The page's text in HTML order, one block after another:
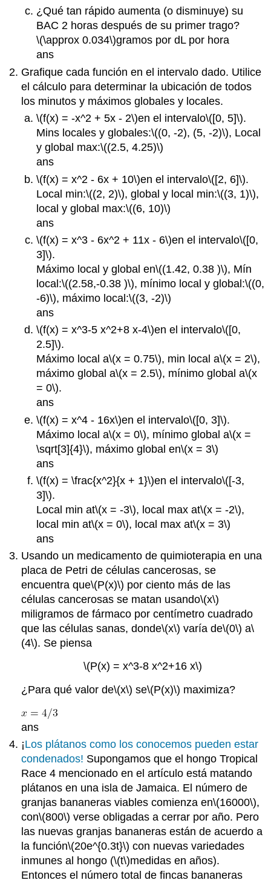
¿Qué tan rápido aumenta (o disminuye) su
BAC 2 horas después de su primer trago?
\(\approx 0.034\)gramos por dL por hora
ans
Grafique cada función en el intervalo dado. Utilice
el cálculo para determinar la ubicación de todos
los minutos y máximos globales y locales.
\(f(x) = -x^2 + 5x - 2\)en el intervalo\([0, 5]\).
Mins locales y globales:\((0, -2), (5, -2)\), Local
y global max:\((2.5, 4.25)\)
ans
\(f(x) = x^2 - 6x + 10\)en el intervalo\([2, 6]\).
Local min:\((2, 2)\), global y local min:\((3, 1)\),
local y global max:\((6, 10)\)
ans
\(f(x) = x^3 - 6x^2 + 11x - 6\)en el intervalo\([0,
3]\).
Máximo local y global en\((1.42, 0.38 )\), Mín
local:\((2.58,-0.38 )\), mínimo local y global:\((0,
-6)\), máximo local:\((3, -2)\)
ans
\(f(x) = x^3-5 x^2+8 x-4\)en el intervalo\([0,
2.5]\).
Máximo local a\(x = 0.75\), min local a\(x = 2\),
máximo global a\(x = 2.5\), mínimo global a\(x
= 0\).
ans
\(f(x) = x^4 - 16x\)en el intervalo\([0, 3]\).
Máximo local a\(x = 0\), mínimo global a\(x =
\sqrt[3]{4}\), máximo global en\(x = 3\)
ans
\(f(x) = \frac{x^2}{x + 1}\)en el intervalo\([-3,
3]\).
Local min at\(x = -3\), local max at\(x = -2\),
local min at\(x = 0\), local max at\(x = 3\)
ans
Usando un medicamento de quimioterapia en una
placa de Petri de células cancerosas, se
encuentra que\(P(x)\) por ciento más de las
células cancerosas se matan usando\(x\)
miligramos de fármaco por centímetro cuadrado
que las células sanas, donde\(x\) varía de\(0\) a\
(4\). Se piensa
\(P(x) = x^3-8 x^2+16 x\)
¿Para qué valor de\(x\) se\(P(x)\) maximiza?
ans
¡Los plátanos como los conocemos pueden estar
condenados! Supongamos que el hongo Tropical
Race 4 mencionado en el artículo está matando
plátanos en una isla de Jamaica. El número de
granjas bananeras viables comienza en\(16000\),
con\(800\) verse obligadas a cerrar por año. Pero
las nuevas granjas bananeras están de acuerdo a
la función\(20e^{0.3t}\) con nuevas variedades
inmunes al hongo (\(t\)medidas en años).
Entonces el número total de fincas bananeras